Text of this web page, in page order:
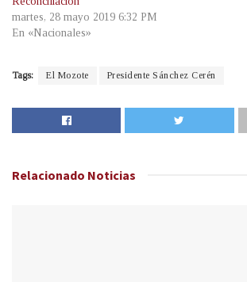
martes, 28 mayo 2019 6:32 PM
En «Nacionales»
Tags: El Mozote Presidente Sánchez Cerén
Relacionado Noticias